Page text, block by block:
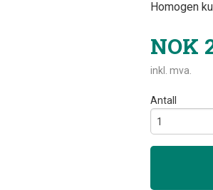
Homogen
NOK
inkl. mva.
Antall